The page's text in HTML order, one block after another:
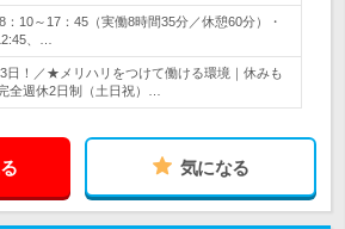
：10～17：45（実働8時間35分／休憩60分）・
、…
日！／★メリハリをつけて働ける環境｜休みも
全週休2日制（土日祝）…
気になる